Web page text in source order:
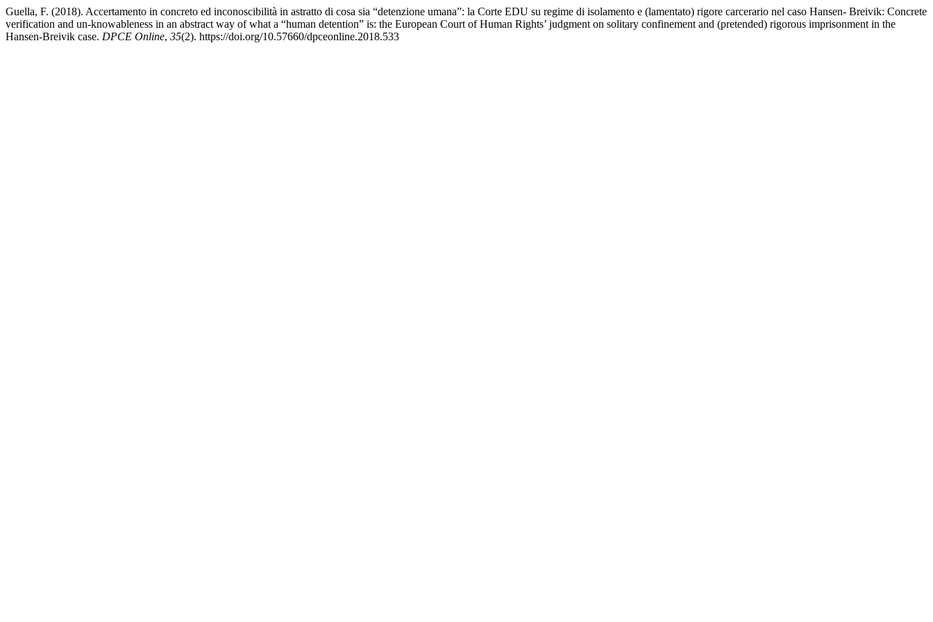
Guella, F. (2018). Accertamento in concreto ed inconoscibilità in astratto di cosa sia “detenzione umana”: la Corte EDU su regime di isolamento e (lamentato) rigore carcerario nel caso Hansen- Breivik: Concrete
verification and un-knowableness in an abstract way of what a “human detention” is: the European Court of Human Rights’ judgment on solitary confinement and (pretended) rigorous imprisonment in the
Hansen-Breivik case. DPCE Online, 35(2). https://doi.org/10.57660/dpceonline.2018.533